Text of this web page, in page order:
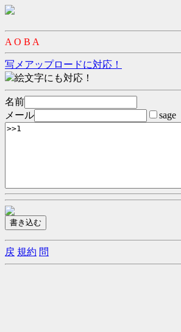
A O B A
写メアップロードに対応！
絵文字にも対応！
名前
メール
sage
戻 規約 問